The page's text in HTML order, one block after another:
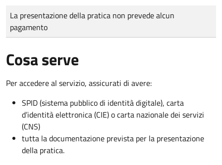
Tipo di pagamento
Importo
La presentazione della pratica non prevede alcun
pagamento
Cosa serve
Per accedere al servizio, assicurati di avere:
SPID (sistema pubblico di identità digitale), carta
d’identità elettronica (CIE) o carta nazionale dei servizi
(CNS)
tutta la documentazione prevista per la presentazione
della pratica.